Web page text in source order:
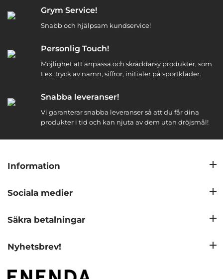
Grym Service!
Snabb och hjälpsam kundservice!
Personlig Touch!
Möjlighet att anpassa och skräddarsy produkter, som
t.ex. tryck av namn, siffror, initialer på sportkläder.
Snabba leveranser!
Vi garanterar snabba leveranser så att du får dina
produkter i tid och kan njuta av dem utan dröjsmål!
Information
Sociala medier
Säkra betalningar
Nyhetsbrev!